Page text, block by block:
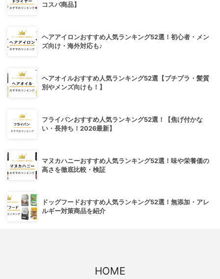
コスパ商品】
ヘアアイロンおすすめ人気ランキング52選！初心者・メン
ズ向け・海外対応も♪
ヘアオイルおすすめ人気ランキング52選【プチプラ・髪質
別やメンズ向けも！】
フライパンおすすめ人気ランキング52選！【焦げ付かな
い・長持ち！2026最新】
マヌカハニーおすすめ人気ランキング52選！味や栄養価の
高さを徹底比較・検証
ドッグフードおすすめ人気ランキング52選！無添加・アレ
ルギー対策商品を紹介
HOME